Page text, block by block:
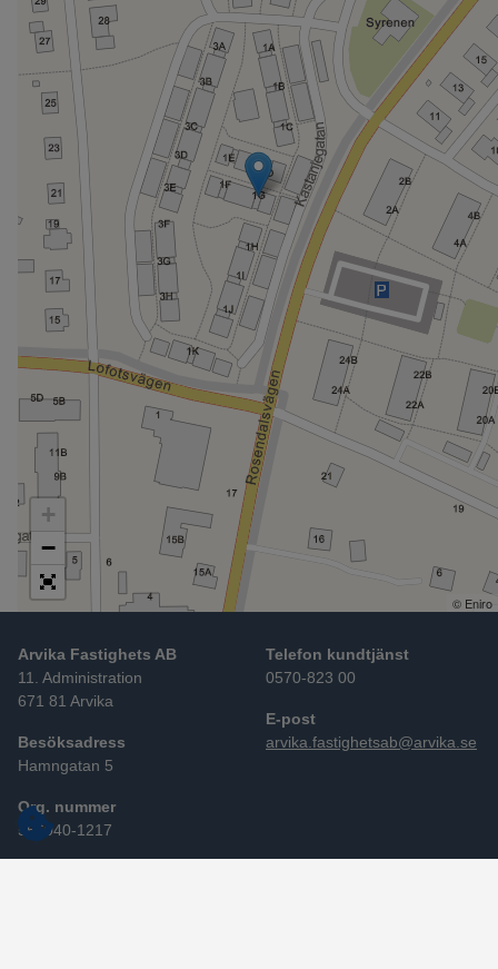
+
−
© Eniro
Arvika Fastighets AB
11. Administration
671 81 Arvika
Besöksadress
Hamngatan 5
Org. nummer
556040-1217
Telefon kundtjänst
0570-823 00
E-post
arvika.fastighetsab@arvika.se